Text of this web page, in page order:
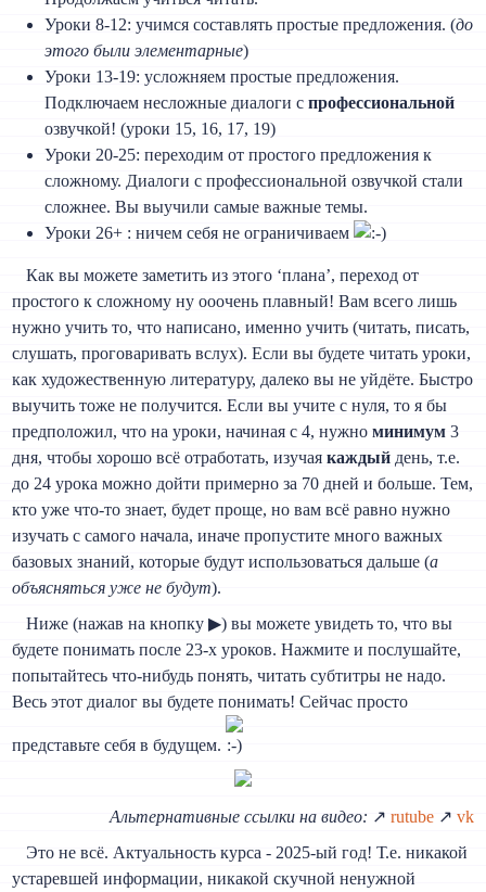
Уроки 8-12: учимся составлять простые предложения. (до
этого были элементарные)
Уроки 13-19: усложняем простые предложения.
Подключаем несложные диалоги спрофессиональной
озвучкой! (уроки 15, 16, 17, 19)
Уроки 20-25: переходим от простого предложения к
сложному. Диалоги с профессиональной озвучкой стали
сложнее. Вы выучили самые важные темы.
Уроки 26+ : ничем себя не ограничиваем
Как вы можете заметить из этого ‘плана’, переход от
простого к сложному ну ооочень плавный! Вам всего лишь
нужно учить то, что написано, именно учить (читать, писать,
слушать, проговаривать вслух). Если вы будете читать уроки,
как художественную литературу, далеко вы не уйдёте. Быстро
выучить тоже не получится. Если вы учите с нуля, то я бы
предположил, что на уроки, начиная с 4, нужноминимум 3
дня, чтобы хорошо всё отработать, изучаякаждый день, т.е.
до 24 урока можно дойти примерно за 70 дней и больше. Тем,
кто уже что-то знает, будет проще, но вам всё равно нужно
изучать с самого начала, иначе пропустите много важных
базовых знаний, которые будут использоваться дальше (а
объясняться уже не будут).
Ниже (нажав на кнопку ▶) вы можете увидеть то, что вы
будете понимать после 23-х уроков. Нажмите и послушайте,
попытайтесь что-нибудь понять, читать субтитры не надо.
Весь этот диалог вы будете понимать! Сейчас просто
представьте себя в будущем.
Альтернативные ссылки на видео: ↗ rutube↗ vk
Это не всё. Актуальность курса - 2025-ый год! Т.е. никакой
устаревшей информации, никакой скучной ненужной